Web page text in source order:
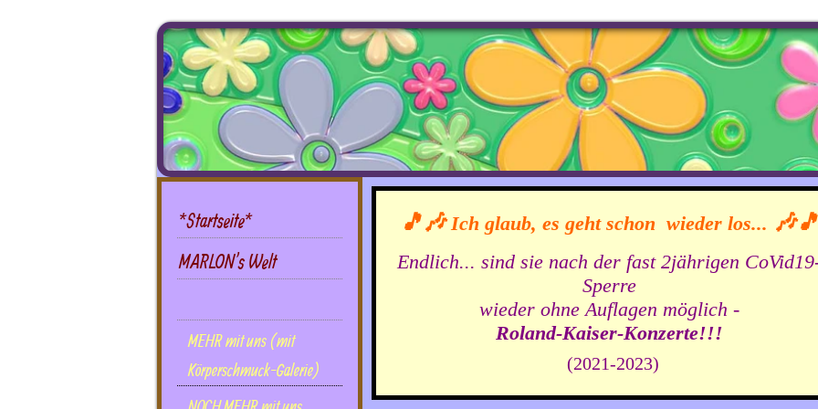
*Startseite*
MARLON's Welt
MEHR mit uns (mit
Körperschmuck-Galerie)
🎵🎶Ich glaub, es geht schon wieder los... 🎶🎵
Endlich... sind sie nach der fast 2jährigen
Sperre
wieder ohne Auflagen möglich -
Roland-Kaiser-Konzerte!!!
(2021-2023)